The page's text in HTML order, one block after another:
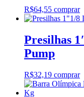
R$64,55 comprar
Presilhas
Pump
R$32,19 comprar